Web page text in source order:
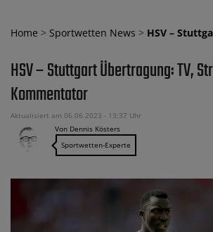
Home > Sportwetten News > HSV –
HSV – Stuttgart Übertragung: TV,
Kommentator
Aktualisiert am 06.06.2023 - 13:37 Uhr
Von Dennis Kösters
Sportwetten-Experte